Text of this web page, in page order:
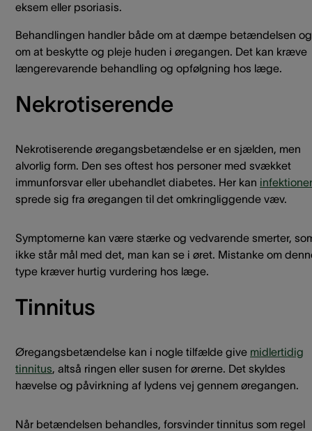
eksem eller psoriasis.
Behandlingen handler både om at dæmpe betændelsen og
om at beskytte og pleje huden i øregangen. Det kan kræve
længerevarende behandling og opfølgning hos læge.
Nekrotiserende
Nekrotiserende øregangsbetændelse er en sjælden, men
alvorlig form. Den ses oftest hos personer med svækket
immunforsvar eller ubehandlet diabetes. Her kan
sprede sig fra øregangen til det omkringliggende væv.
Symptomerne kan være stærke og vedvarende smerter,
ikke står mål med det, man kan se i øret. Mistanke om
type kræver hurtig vurdering hos læge.
Tinnitus
Øregangsbetændelse kan i nogle tilfælde give midlertidig
tinnitus, altså ringen eller susen for ørerne. Det skyldes
hævelse og påvirkning af lydens vej gennem øregangen.
Når betændelsen behandles, forsvinder tinnitus som regel